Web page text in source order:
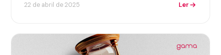
22 de abril de 2025 Ler